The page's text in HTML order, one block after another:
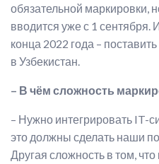
обязательной маркировки,
вводится уже с 1 сентября.
конца 2022 года –
в Узбекистан.
– В чём сложность
– Нужно интегрировать IT-
это должны сделать наши
Другая сложность в том,